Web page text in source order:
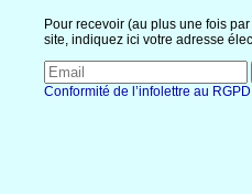
Pour recevoir (au plus une fois
site, indiquez ici votre adresse
Conformité de l’infolettre au RGPD